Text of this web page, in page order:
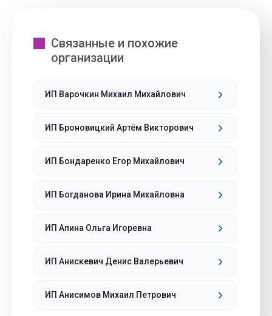
Связанные и похожие
организации
ИП Варочкин Михаил Михайлович
ИП Броновицкий Артём Викторович
ИП Бондаренко Егор Михайлович
ИП Богданова Ирина Михайловна
ИП Апина Ольга Игоревна
ИП Анискевич Денис Валерьевич
ИП Анисимов Михаил Петрович